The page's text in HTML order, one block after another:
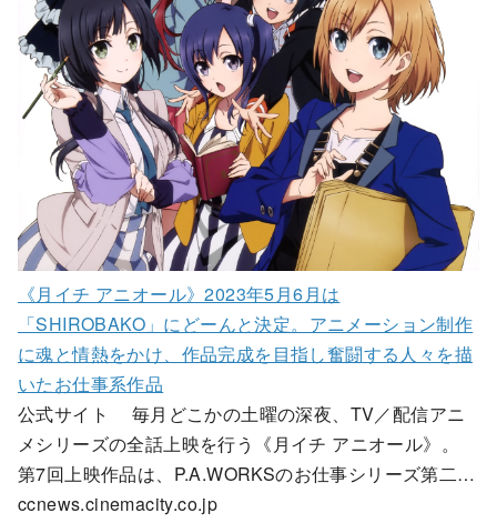
《月イチ アニオール》2023年5月6月は
「SHIROBAKO」にどーんと決定。アニメーション制作
に魂と情熱をかけ、作品完成を目指し奮闘する人々を描
いたお仕事系作品
公式サイト 毎月どこかの土曜の深夜、TV／配信アニ
メシリーズの全話上映を行う《月イチ アニオール》。
第7回上映作品は、P.A.WORKSのお仕事シリーズ第二…
ccnews.cinemacity.co.jp